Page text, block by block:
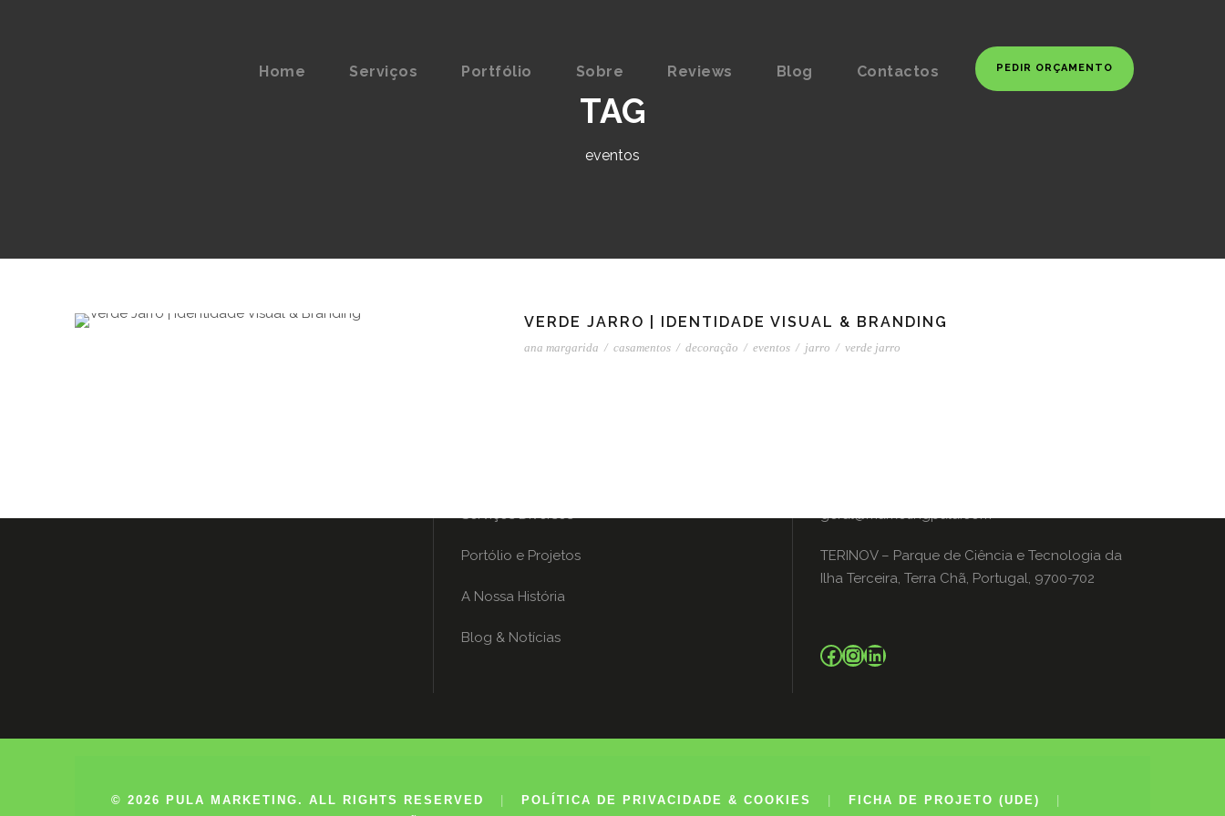
Home Serviços Portfólio Sobre Reviews Blog Contactos PEDIR ORÇAMENTO
TAG
eventos
VERDE JARRO | IDENTIDADE VISUAL & BRANDING
ana margarida / casamentos / decoração / eventos / jarro / verde jarro
Serviços Diversos
Portólio e Projetos
A Nossa História
Blog & Notícias
geral@marketingpula.com
TERINOV – Parque de Ciência e Tecnologia da
Ilha Terceira, Terra Chã, Portugal, 9700-702
Facebook InstagramLinkedIn
© 2026 PULA MARKETING. ALL RIGHTS RESERVED POLÍTICA DE PRIVACIDADE & COOKIES FICHA DE PROJETO (UDE)